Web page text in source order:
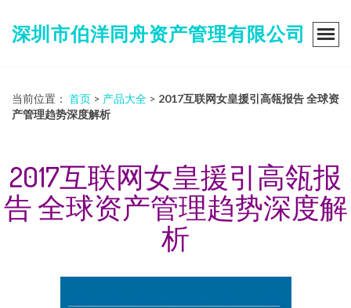
深圳市伯洋同舟资产管理有限公司
当前位置： 首页 > 产品大全 > 2017互联网女皇援引高瓴报告 全球资
产管理趋势深度解析
2017互联网女皇援引高瓴报
告 全球资产管理趋势深度解
析